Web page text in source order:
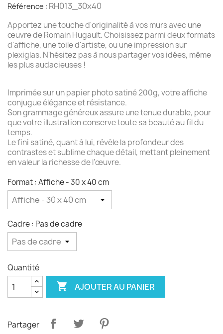
Référence : RH013_30x40
Apportez une touche d'originalité à vos murs avec une
œuvre de Romain Hugault. Choisissez parmi deux formats
d'affiche, une toile d'artiste, ou une impression sur
plexiglas. N'hésitez pas à nous partager vos idées, même
les plus audacieuses !
Imprimée sur un papier photo satiné 200g, votre affiche
conjugue élégance et résistance.
Son grammage généreux assure une tenue durable, pour
que votre illustration conserve toute sa beauté au fil du
temps.
Le fini satiné, quant à lui, révèle la profondeur des
contrastes et sublime chaque détail, mettant pleinement
en valeur la richesse de l’œuvre.
Format : Affiche - 30 x 40 cm
Cadre : Pas de cadre
Quantité
 AJOUTER AU PANIER
Partager